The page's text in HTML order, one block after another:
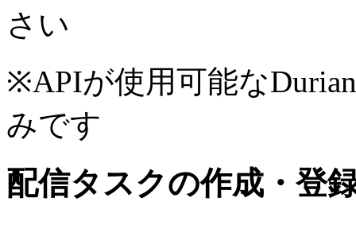
さい
※APIが使用可能な
みです
配信タスクの作成・登